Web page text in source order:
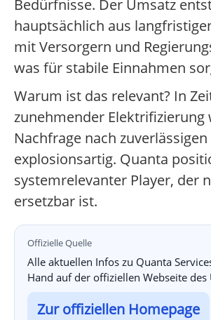
Bedürfnisse. Der Umsatz
hauptsächlich aus
mit Versorgern und
was für stabile Einnahmen
Warum ist das relevant? In
zunehmender Elektrifizierung
Nachfrage nach
explosionsartig. Quanta
systemrelevanter Player, der
ersetzbar ist.
Offizielle Quelle
Alle aktuellen Infos zu Quanta
Hand auf der offiziellen Webseite
Zur offiziellen Homepage